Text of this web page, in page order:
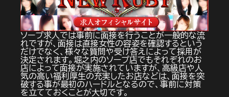
ソープ求人では事前に面接を行うことが一般的な流
れですが、面接は直接女性の容姿を確認するという
だけでなく、様々な質問や受け答えによって採用が
決定されます。堀之内のソープ店でもそれぞれのお
店によって面接が実施されていますが、高級店や人
気の高い福利厚生の充実したお店などは、面接を突
破する事が最初のハードルとなるので、事前に対策
を立てておくことが大切です。